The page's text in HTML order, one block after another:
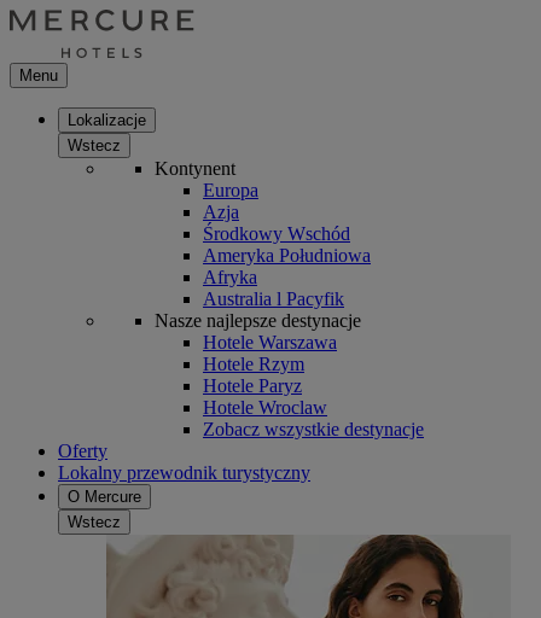
Menu
Lokalizacje
Wstecz
Kontynent
Europa
Azja
Środkowy Wschód
Ameryka Południowa
Afryka
Australia l Pacyfik
Nasze najlepsze destynacje
Hotele Warszawa
Hotele Rzym
Hotele Paryz
Hotele Wroclaw
Zobacz wszystkie destynacje
Oferty
Lokalny przewodnik turystyczny
O Mercure
Wstecz